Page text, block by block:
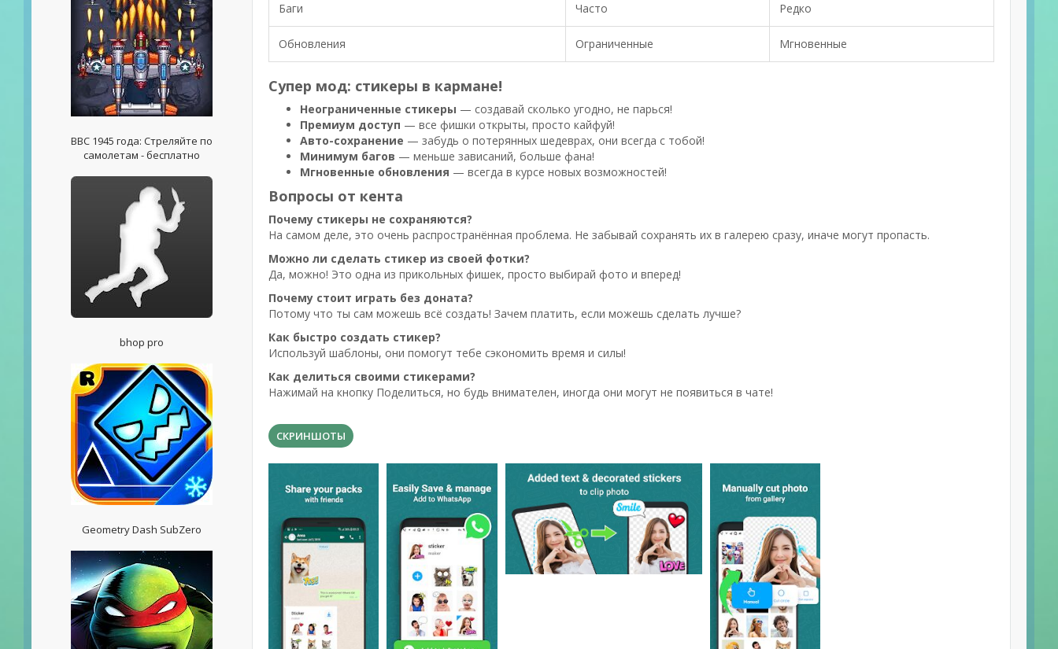
ВВС 1945 года: Стреляйте по
самолетам - бесплатно
bhop pro
Geometry Dash SubZero
Баги Часто Редко
Обновления Ограниченные Мгновенные
Супер мод: стикеры в кармане!
Неограниченные стикеры — создавай сколько угодно, не парься!
Премиум доступ — все фишки открыты, просто кайфуй!
Авто-сохранение — забудь о потерянных шедеврах, они всегда с тобой!
Минимум багов — меньше зависаний, больше фана!
Мгновенные обновления — всегда в курсе новых возможностей!
Вопросы от кента
Почему стикеры не сохраняются?
На самом деле, это очень распространённая проблема. Не забывай сохранять их в галерею сразу, иначе могут пропасть.
Можно ли сделать стикер из своей фотки?
Да, можно! Это одна из прикольных фишек, просто выбирай фото и вперед!
Почему стоит играть без доната?
Потому что ты сам можешь всё создать! Зачем платить, если можешь сделать лучше?
Как быстро создать стикер?
Используй шаблоны, они помогут тебе сэкономить время и силы!
Как делиться своими стикерами?
Нажимай на кнопку Поделиться, но будь внимателен, иногда они могут не появиться в чате!
СКРИНШОТЫ